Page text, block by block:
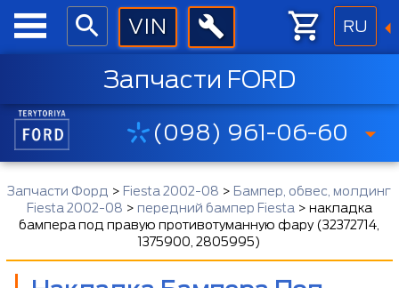
RU
Запчасти FORD
(098) 961-06-60
Запчасти Форд > Fiesta 2002-08 > Бампер, обвес, молдинг
Fiesta 2002-08 > передний бампер Fiesta > накладка
бампера под правую противотуманную фару (32372714,
1375900, 2805995)